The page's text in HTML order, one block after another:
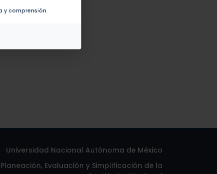
y comprensión.
Universidad Nacional Autónoma de México
Evaluación y Simplificación de la